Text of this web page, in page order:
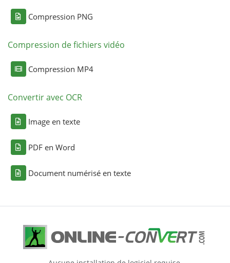
Compression PNG
Compression de fichiers vidéo
Compression MP4
Convertir avec OCR
Image en texte
PDF en Word
Document numérisé en texte